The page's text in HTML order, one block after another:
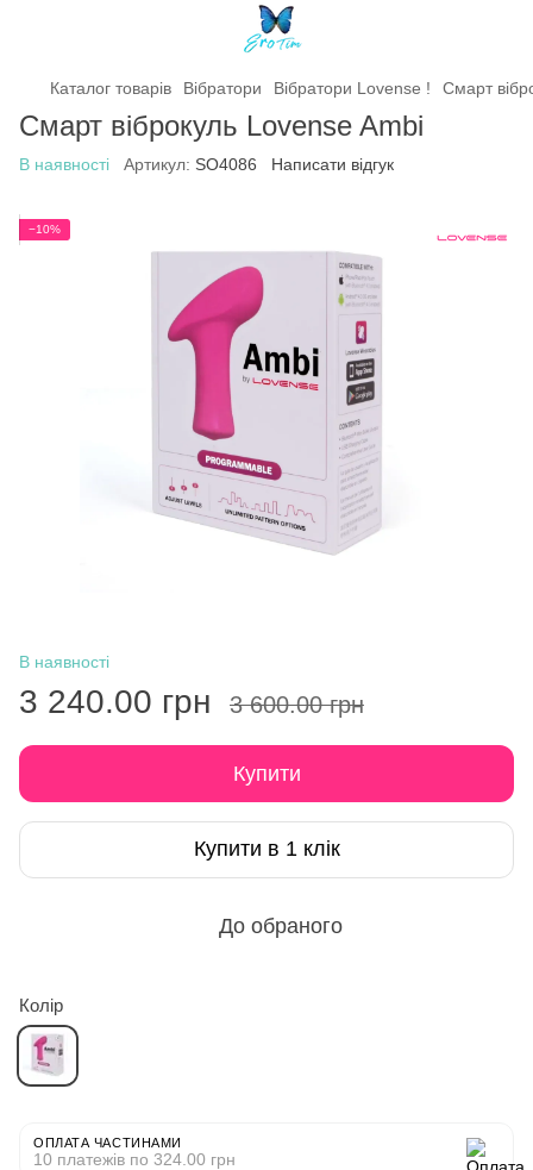
Каталог товарів Вібратори Вібратори Lovense ! Смарт
Смарт віброкуль Lovense Ambi
В наявності Артикул: SO4086 Написати відгук
−10%
В наявності
3 240.00 грн 3 600.00 грн
Купити
Купити в 1 клік
До обраного
Колір
ОПЛАТА ЧАСТИНАМИ
10 платежів по 324.00 грн